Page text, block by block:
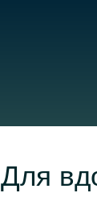
Для